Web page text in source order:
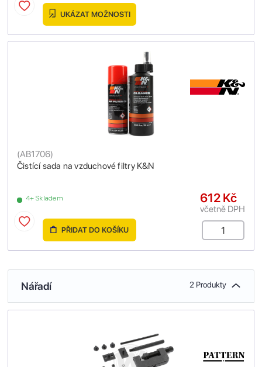
UKÁZAT MOŽNOSTI
Čistící sada na vzduchové filtry K&N
(AB1706)
4+ Skladem 612 Kč
včetně DPH
PŘIDAT DO KOŠÍKU
Nářadí 2 Produkty